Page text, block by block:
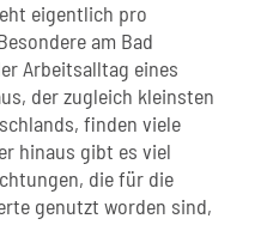
eigentlich pro
am Bad
Arbeitsalltag eines
der zugleich kleinsten
finden viele
hinaus gibt es viel
die für die
genutzt worden sind,